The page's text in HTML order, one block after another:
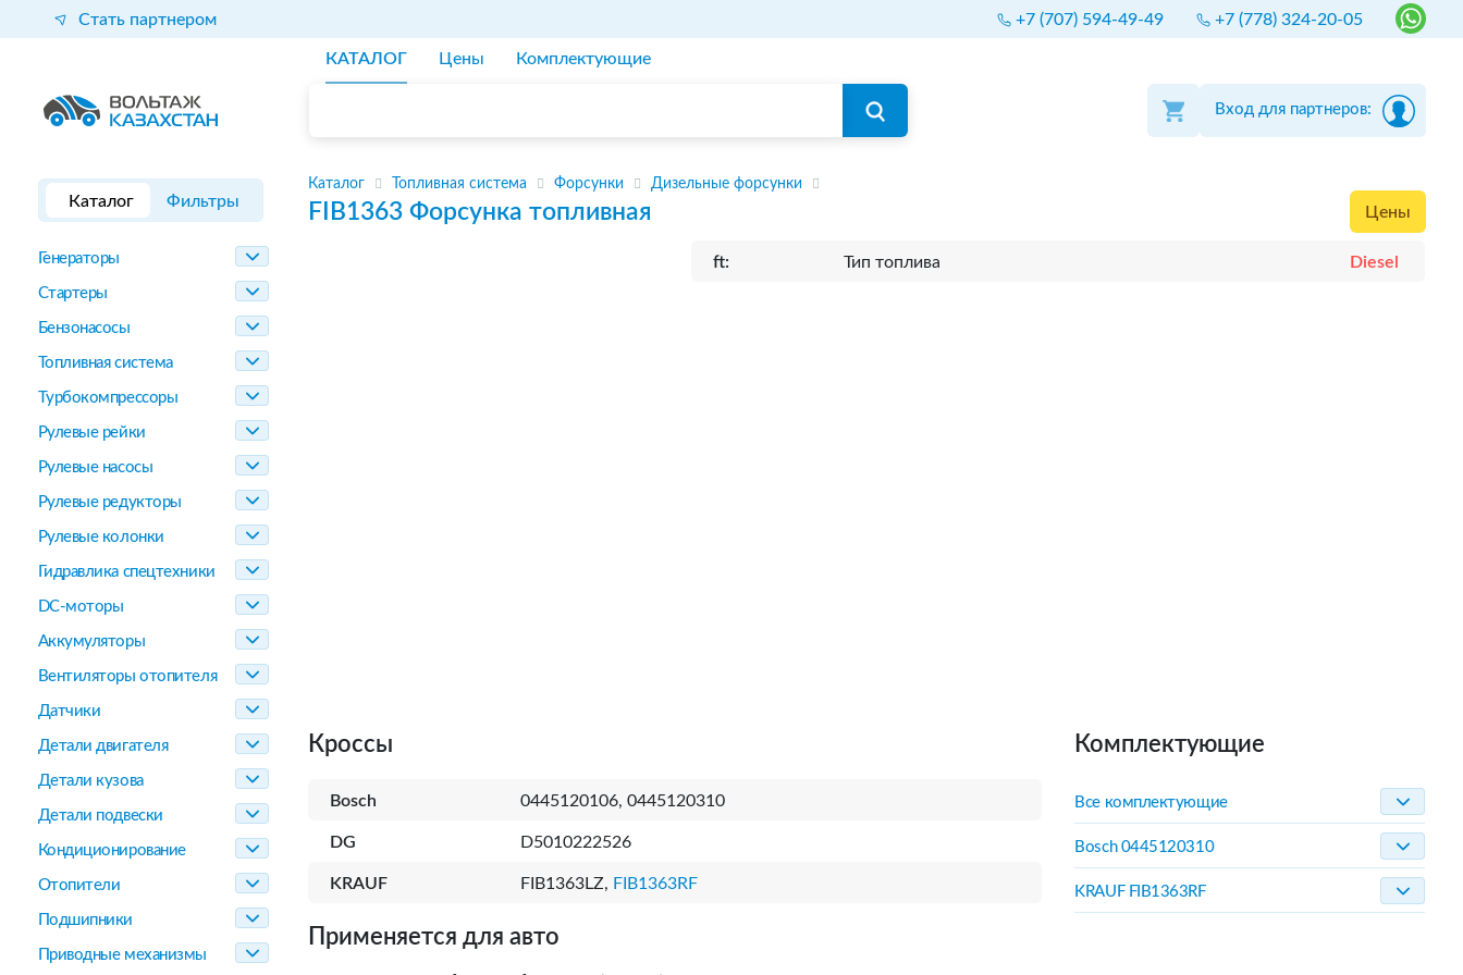
Стать партнером +7 (707) 594-49-49 +7 (778) 324-20-05
КАТАЛОГ Цены Комплектующие
Вход для партнеров:
Каталог Фильтры
Генераторы
Стартеры
Бензонасосы
Топливная система
Турбокомпрессоры
Рулевые рейки
Рулевые насосы
Рулевые редукторы
Рулевые колонки
Гидравлика спецтехники
DC-моторы
Аккумуляторы
Вентиляторы отопителя
Датчики
Детали двигателя
Детали кузова
Детали подвески
Кондиционирование
Отопители
Подшипники
Приводные механизмы
Каталог Топливная система Форсунки Дизельные форсунки
FIB1363 Форсунка топливная Цены
ft: Тип топлива Diesel
Кроссы
Bosch 0445120106, 0445120310
DG D5010222526
KRAUF FIB1363LZ, FIB1363RF
Применяется для авто
Комплектующие
Все комплектующие
Bosch 0445120310
KRAUF FIB1363RF